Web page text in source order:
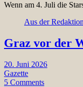
Wenn am 4. Juli die
Aus der Redaktion
Graz vor der
20. Juni 2026
Gazette
5 Comments